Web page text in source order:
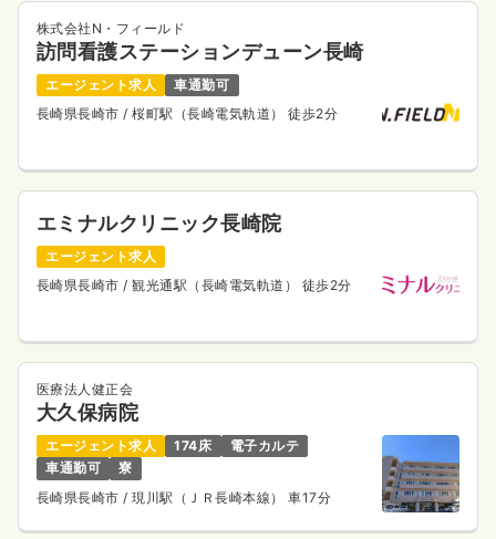
株式会社N・フィールド
訪問看護ステーションデューン長崎
エージェント求人
車通勤可
長崎県長崎市/ 桜町駅（長崎電気軌道） 徒歩2分
エミナルクリニック長崎院
エージェント求人
長崎県長崎市/ 観光通駅（長崎電気軌道） 徒歩2分
医療法人健正会
大久保病院
エージェント求人 174床
電子カルテ
車通勤可
寮
長崎県長崎市 / 現川駅（ＪＲ長崎本線） 車17分